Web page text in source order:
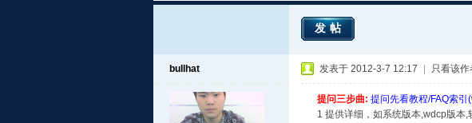
发帖
bullhat 发表于 2012-3-7 12:17 只看该作
提问三步曲: 提问先看教程/FAQ索引(
1 提供详细，如系统版本,wdcp版本